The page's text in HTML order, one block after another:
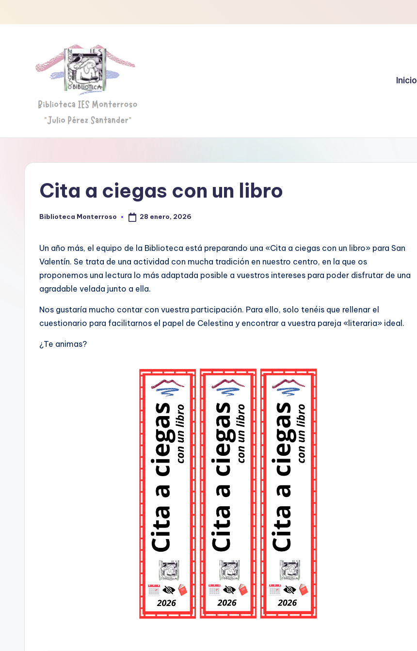
Saltar
B
Pérez
Inicio
Cita a ciegas con un libro
Publicado
Biblioteca Monterroso 28 enero, 2026
Un año más, el equipo de la Biblioteca está preparando una «Cita a ciegas con un libro» para San
Valentín. Se trata de una actividad con mucha tradición en nuestro centro, en la que os
proponemos una lectura lo más adaptada posible a vuestros intereses para poder disfrutar de una
agradable velada junto a ella.
Nos gustaría mucho contar con vuestra participación. Para ello, solo tenéis que rellenar el
cuestionario para facilitarnos el papel de Celestina y encontrar a vuestra pareja «literaria» ideal.
¿Te animas?